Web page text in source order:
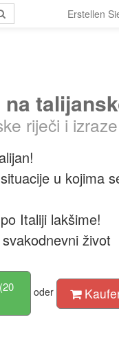
Erstellen
riječi i izraze
u kojima
Italiji lakšime!
život
(20
oder